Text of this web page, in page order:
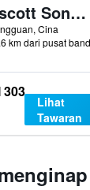
Ascott Songshan Lake Dongguan
Cina
km dari pusat
303
Lihat
Tawaran